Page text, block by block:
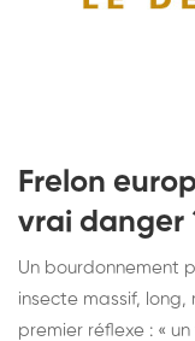
Frelon
vrai danger
Un bourdonnement
insecte massif,
premier réflexe : «